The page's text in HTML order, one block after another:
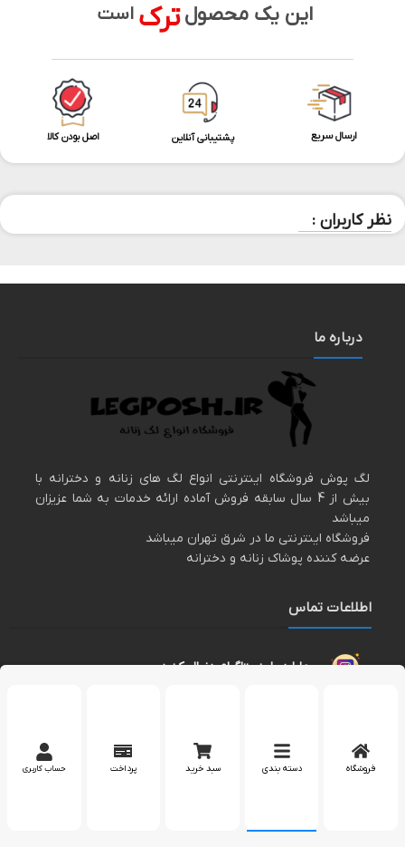
این یک محصول ترک است
ارسال سریع پشتیبانی آنلاین اصل بودن کالا
نظر کاربران :
درباره ما
لگ پوش فروشگاه اینترنتی انواع لگ های زنانه و دخترانه با
بیش از 4 سال سابقه فروش آماده ارائه خدمات به شما عزیزان
میباشد
فروشگاه اینترنتی ما در شرق تهران میباشد
عرضه کننده پوشاک زنانه و دخترانه
اطلاعات تماس
مارا در اینستاگرام دنبال کنید
فروشگاه دسته بندی سبد خرید پرداخت حساب کاربری